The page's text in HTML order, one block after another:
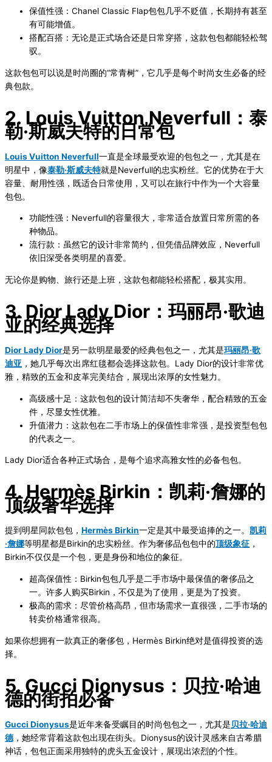
保值性强 ：Chanel Classic Flap包包几乎不贬值，长期持有甚至
有可能增值。
搭配百搭 ：无论是正式场合还是日常穿搭，这款包包都能轻松驾
驭。
这款包包可以说是时尚圈的“常青树”，它几乎是每个时尚女生必备的经
典包款。
2. Louis Vuitton Neverfull：泰
勒·斯威夫特的日常包
Louis Vuitton Neverfull一直是全球最受欢迎的包包之一，尤其是在
明星中，像泰勒·斯威夫特就是Neverfull的忠实粉丝。它的优势在于大
容量、耐用性强，既适合日常使用，又可以在旅行中作为一个大容量
包包。
功能性强 ：Neverfull的容量很大，非常适合放置日常所需的各
种物品。
流行款 ：虽然它的设计非常简约，但凭借品牌效应，Neverfull
依旧深受各类明星的喜爱。
无论你是购物、旅行还是上班，这款包都能轻松搭配，极其实用。
3. Dior Lady Dior：玛丽昂·歌迪
亚的经典选择
Dior Lady Dior是另一款明星最爱的经典包包之一，尤其是玛丽昂·歌
迪亚 ，她几乎每次出席红毯都会选择这款包。Lady Dior的设计非常优
雅，精致的五金和皮革完美结合，展现出浓厚的女性魅力。
高级感十足 ：这款包包的设计简洁却不失奢华，配合精致的五金
件，尽显女性优雅。
升值潜力 ：这款包在二手市场上的保值性非常强，是投资型包包
的代表之一。
Lady Dior适合各种正式场合，是每个追求高雅女性的必备包包。
4. Hermès Birkin：凯莉·詹娜的
顶级奢华选择
提到明星同款包包， Hermès Birkin一定是其中最受追捧的之一。 凯莉
·詹娜等明星都是Birkin的忠实粉丝。作为奢侈品包包中的顶级象征 ，
Birkin不仅仅是一个包，更是身份和地位的象征。
超高保值性 ：Birkin包包几乎是二手市场中最保值的奢侈品之
一。许多人购买Birkin，不仅是为了使用，更是为了投资。
极高的需求 ：尽管价格高昂，但市场需求一直很强，二手市场的
转卖价格通常很高。
如果你想拥有一款真正的奢侈包，Hermès Birkin绝对是值得投资的选
择。
5. Gucci Dionysus：贝拉·哈迪
德的街拍必备
Gucci Dionysus是近年来备受瞩目的时尚包包之一，尤其是贝拉·哈迪
德 ，她经常背着这款包出现在街头。Dionysus的设计灵感来自古希腊
神话，包包正面采用独特的虎头五金设计，展现出浓烈的个性。